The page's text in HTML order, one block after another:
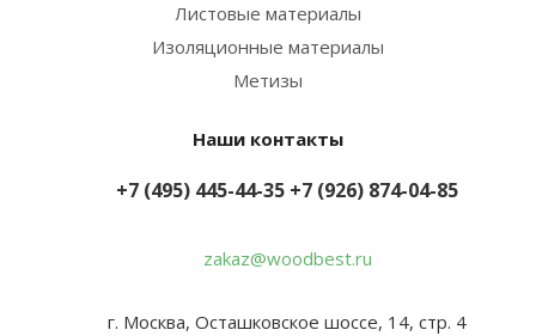
Листовые материалы
Изоляционные материалы
Метизы
Наши контакты
+7 (495) 445-44-35 +7 (926) 874-04-85
zakaz@woodbest.ru
г. Москва, Осташковское шоссе, 14, стр. 4